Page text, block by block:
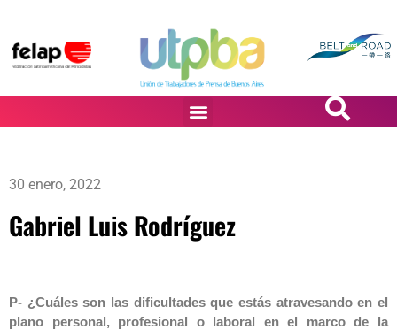
30 enero, 2022
Gabriel Luis Rodríguez
P- ¿Cuáles son las dificultades que estás atravesando en el
plano personal, profesional o laboral en el marco de la